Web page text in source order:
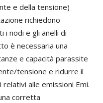
e della tensione)
richiedono
i nodi e gli anelli di
è necessaria una
e capacità parassite
tensione e ridurre il
alle emissioni Emi.
corretta